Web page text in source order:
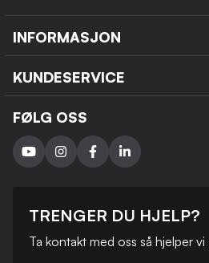
INFORMASJON
KUNDESERVICE
FØLG OSS
TRENGER DU HJELP?
Ta kontakt med oss ​​så hjelper vi